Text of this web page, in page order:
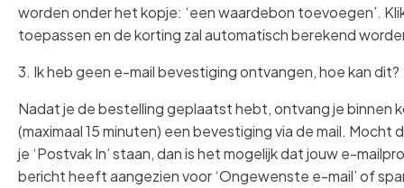
worden onder het kopje: ‘een waardebon toevoegen’.
toepassen en de korting zal automatisch berekend
3. Ik heb geen e-mail bevestiging ontvangen, hoe kan dit?
Nadat je de bestelling geplaatst hebt, ontvang je binnen
(maximaal 15 minuten) een bevestiging via de mail. Mocht
je ‘Postvak In’ staan, dan is het mogelijk dat jouw e-
bericht heeft aangezien voor ‘Ongewenste e-mail’ of